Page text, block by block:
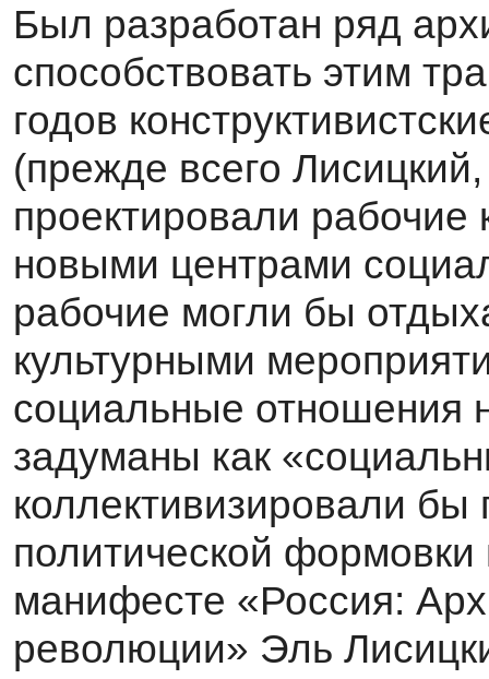
Был разработан ряд
способствовать этим
годов
(прежде всего
проектировали ра­бочие
новыми центрами
рабочие могли бы
культурными
социальные отношения
задуманы как
коллективизиро­вали бы
политической
манифесте «Россия:
революции» Эль